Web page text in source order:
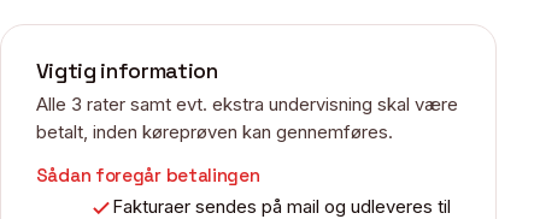
Vigtig information
Alle 3 rater samt evt. ekstra undervisning skal være
betalt, inden køreprøven kan gennemføres.
Sådan foregår betalingen
Fakturaer sendes på mail og udleveres til